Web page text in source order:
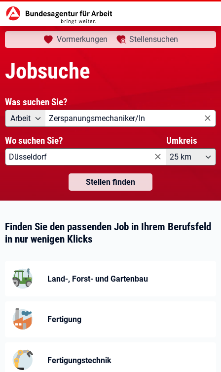
Startseite aktuelle Seite:
Jobsuche
Vormerkungen Stellensuchen
Jobsuche
Was suchen Sie?
Angebotsart
Arbeit Was suchen Sie?
Wo suchen Sie? Umkreis
25 km
Stellen finden
Finden Sie den passenden Job in Ihrem Berufsfeld
in nur wenigen Klicks
Land-, Forst- und Gartenbau
Fertigung
Fertigungstechnik